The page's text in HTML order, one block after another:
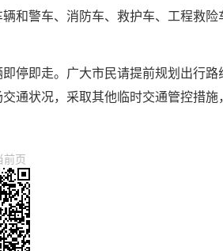
和警车、消防车、救护车、工程救
停即走。广大市民请提前规划出行
通状况，采取其他临时交通管控措施
前页